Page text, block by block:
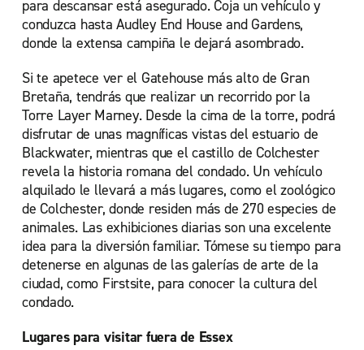
para descansar está asegurado. Coja un vehículo y
conduzca hasta Audley End House and Gardens,
donde la extensa campiña le dejará asombrado.
Si te apetece ver el Gatehouse más alto de Gran
Bretaña, tendrás que realizar un recorrido por la
Torre Layer Marney. Desde la cima de la torre, podrá
disfrutar de unas magníficas vistas del estuario de
Blackwater, mientras que el castillo de Colchester
revela la historia romana del condado. Un vehículo
alquilado le llevará a más lugares, como el zoológico
de Colchester, donde residen más de 270 especies de
animales. Las exhibiciones diarias son una excelente
idea para la diversión familiar. Tómese su tiempo para
detenerse en algunas de las galerías de arte de la
ciudad, como Firstsite, para conocer la cultura del
condado.
Lugares para visitar fuera de Essex